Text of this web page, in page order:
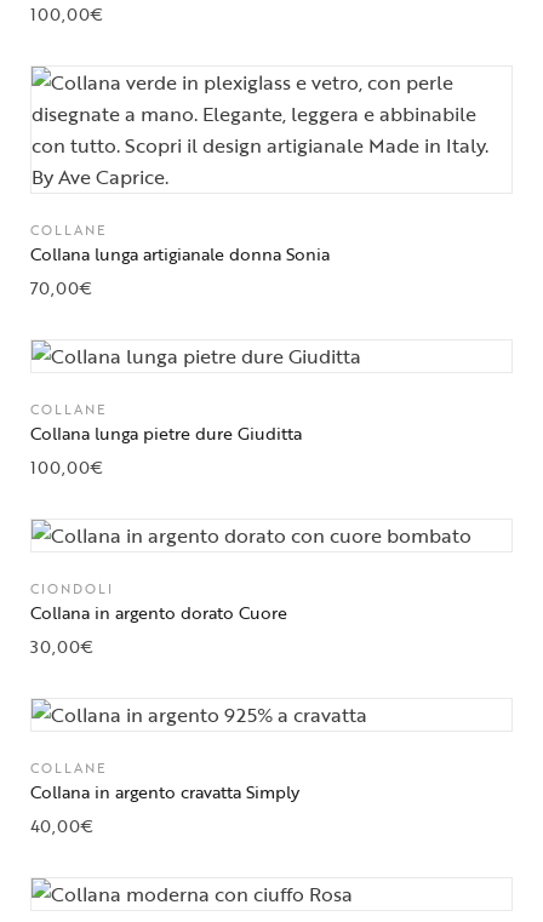
100,00€
COLLANE
Collana lunga artigianale donna Sonia
70,00€
COLLANE
Collana lunga pietre dure Giuditta
100,00€
CIONDOLI
Collana in argento dorato Cuore
30,00€
COLLANE
Collana in argento cravatta Simply
40,00€